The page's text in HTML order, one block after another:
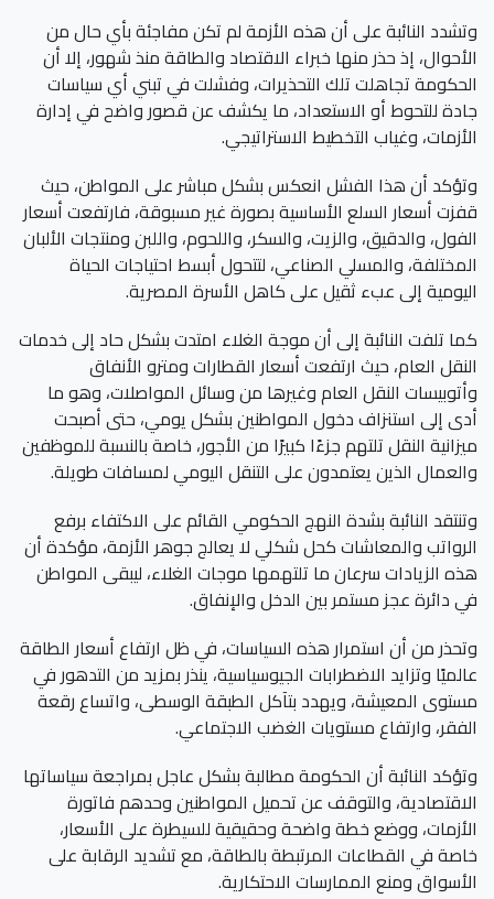
وتشدد النائبة على أن هذه الأزمة لم تكن مفاجئة بأي حال من
الأحوال، إذ حذر منها خبراء الاقتصاد والطاقة منذ شهور، إلا أن
الحكومة تجاهلت تلك التحذيرات، وفشلت في تبني أي سياسات
جادة للتحوط أو الاستعداد، ما يكشف عن قصور واضح في إدارة
الأزمات، وغياب التخطيط الاستراتيجي.
وتؤكد أن هذا الفشل انعكس بشكل مباشر على المواطن، حيث
قفزت أسعار السلع الأساسية بصورة غير مسبوقة، فارتفعت أسعار
الفول، والدقيق، والزيت، والسكر، واللحوم، واللبن ومنتجات الألبان
المختلفة، والمسلي الصناعي، لتتحول أبسط احتياجات الحياة
اليومية إلى عبء ثقيل على كاهل الأسرة المصرية.
كما تلفت النائبة إلى أن موجة الغلاء امتدت بشكل حاد إلى خدمات
النقل العام، حيث ارتفعت أسعار القطارات ومترو الأنفاق
وأتوبيسات النقل العام وغيرها من وسائل المواصلات، وهو ما
أدى إلى استنزاف دخول المواطنين بشكل يومي، حتى أصبحت
ميزانية النقل تلتهم جزءًا كبيرًا من الأجور، خاصة بالنسبة للموظفين
والعمال الذين يعتمدون على التنقل اليومي لمسافات طويلة.
وتنتقد النائبة بشدة النهج الحكومي القائم على الاكتفاء برفع
الرواتب والمعاشات كحل شكلي لا يعالج جوهر الأزمة، مؤكدة أن
هذه الزيادات سرعان ما تلتهمها موجات الغلاء، ليبقى المواطن
في دائرة عجز مستمر بين الدخل والإنفاق.
وتحذر من أن استمرار هذه السياسات، في ظل ارتفاع أسعار الطاقة
عالميًا وتزايد الاضطرابات الجيوسياسية، ينذر بمزيد من التدهور في
مستوى المعيشة، ويهدد بتآكل الطبقة الوسطى، واتساع رقعة
الفقر، وارتفاع مستويات الغضب الاجتماعي.
وتؤكد النائبة أن الحكومة مطالبة بشكل عاجل بمراجعة سياساتها
الاقتصادية، والتوقف عن تحميل المواطنين وحدهم فاتورة
الأزمات، ووضع خطة واضحة وحقيقية للسيطرة على الأسعار،
خاصة في القطاعات المرتبطة بالطاقة، مع تشديد الرقابة على
الأسواق ومنع الممارسات الاحتكارية.